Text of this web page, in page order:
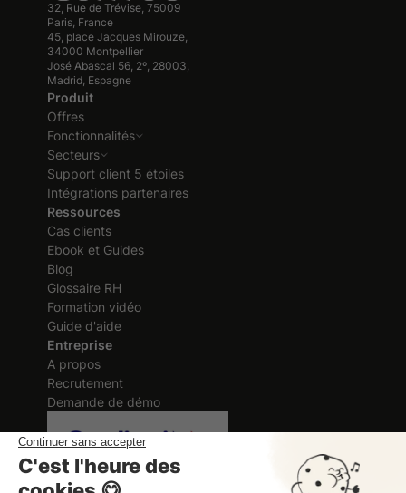
32, Rue de Trévise, 75009
Paris, France
45, place Jacques Mirouze,
34000 Montpellier
José Abascal 56, 2º, 28003,
Madrid, Espagne
Produit
Offres
Fonctionnalités
Secteurs
Support client 5 étoiles
Intégrations partenaires
Ressources
Cas clients
Ebook et Guides
Blog
Glossaire RH
Formation vidéo
Guide d'aide
Entreprise
A propos
Recrutement
Demande de démo